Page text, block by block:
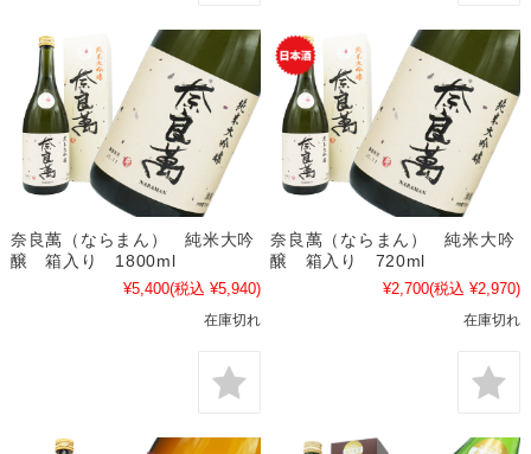
奈良萬（ならまん） 純米大吟
醸 箱入り 1800ml
¥5,400(税込 ¥5,940)
在庫切れ
奈良萬（ならまん） 純米大吟
醸 箱入り 720ml
¥2,700(税込 ¥2,970)
在庫切れ